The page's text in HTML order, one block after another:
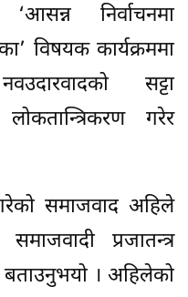
निर्वाचनमा
विषयक कार्यक्रममा
सट्टा
गरेर
समाजवाद अहिले
प्रजातन्त्र
। अहिलेको